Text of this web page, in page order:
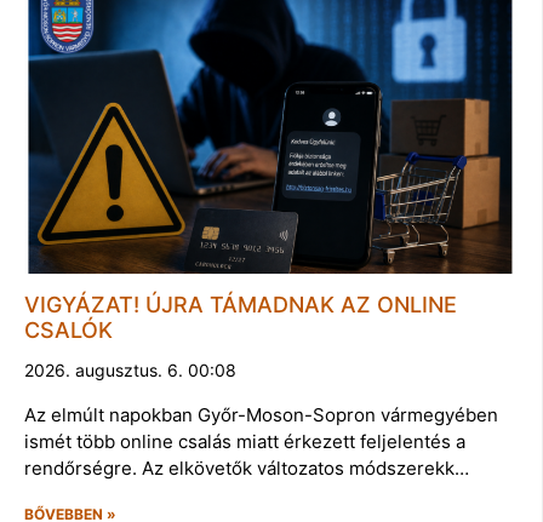
VIGYÁZAT! ÚJRA TÁMADNAK AZ ONLINE
CSALÓK
2026. augusztus. 6. 00:08
Az elmúlt napokban Győr-Moson-Sopron vármegyében
ismét több online csalás miatt érkezett feljelentés a
rendőrségre. Az elkövetők változatos módszerekk…
BŐVEBBEN »